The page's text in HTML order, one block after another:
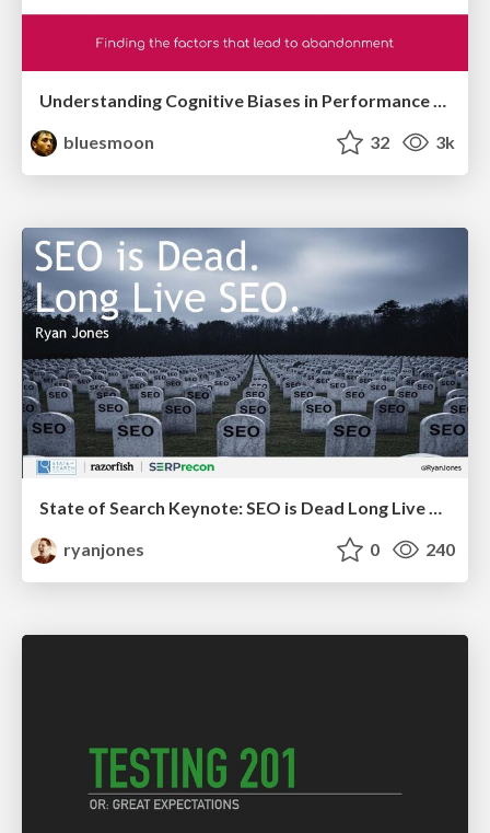
bluesmoon
32 3k
State of Search Keynote: SEO is Dead Long Live SEO
ryanjones
0 240